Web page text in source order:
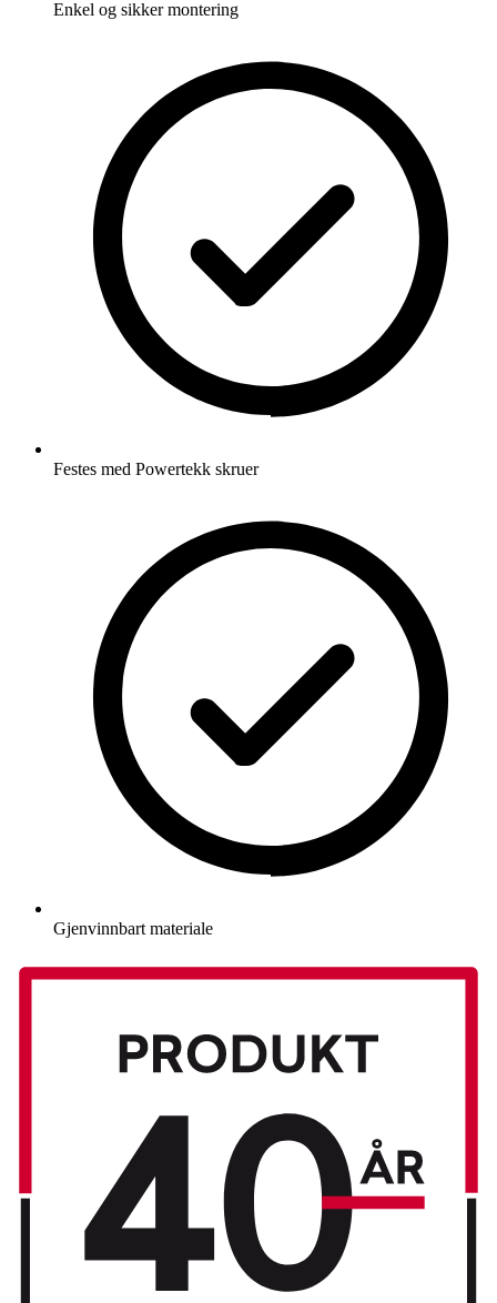
Enkel og sikker montering
Festes med Powertekk skruer
Gjenvinnbart materiale